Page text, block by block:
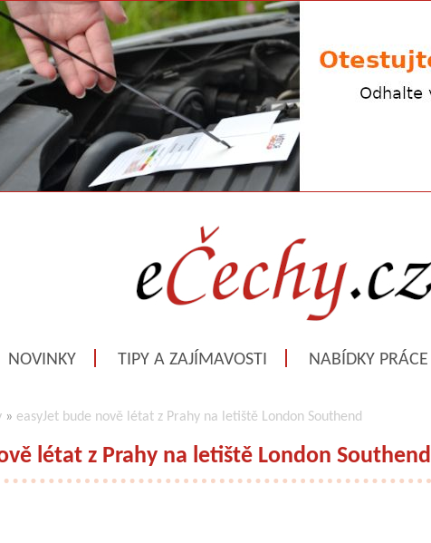
NOVINKY TIPY A ZAJÍMAVOSTI NABÍDKY PRÁCE
» easyJet bude nově létat z Prahy na letiště London Southend
létat z Prahy na letiště London Southend